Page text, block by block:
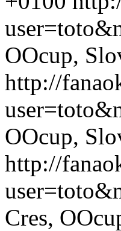
OOcup,
http://
OOcup,
http://
Cres,